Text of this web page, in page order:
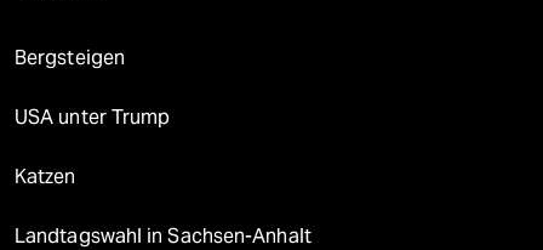
Bergsteigen
USA unter Trump
Katzen
Landtagswahl in Sachsen-Anhalt